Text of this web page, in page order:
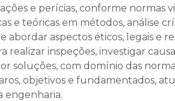
e perícias, conforme normas
e teóricas em métodos, análise
abordar aspectos éticos, legais e
realizar inspeções, investigar
soluções, com domínio das
objetivos e fundamentados,
engenharia.